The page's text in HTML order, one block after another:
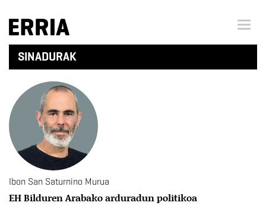
Menu
SINADURAK
Ibon San Saturnino Murua
EH Bilduren Arabako arduradun politikoa